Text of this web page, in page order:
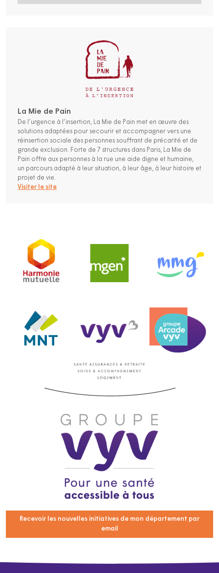
La Mie de Pain
De l’urgence à l’insertion, La Mie de Pain met en œuvre des
solutions adaptées pour secourir et accompagner vers une
réinsertion sociale des personnes souffrant de précarité et de
grande exclusion. Forte de 7 structures dans Paris, La Mie de
Pain offre aux personnes à la rue une aide digne et humaine,
un parcours adapté à leur situation, à leur âge, à leur histoire et
projet de vie.
Visiter le site
Recevoir les nouvelles initiatives de mon département par
email